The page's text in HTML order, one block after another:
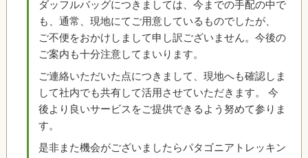
ダッフルバッグにつきましては、今までの手配の中で
も、通常、現地にてご用意しているものでしたが、
ご不便をおかけしまして申し訳ございません。今後の
ご案内も十分注意してまいります。
ご連絡いただいた点につきまして、現地へも確認しま
して社内でも共有して活用させていただきます。 今
後より良いサービスをご提供できるよう努めて参りま
す。
是非また機会がございましたらパタゴニアトレッキン